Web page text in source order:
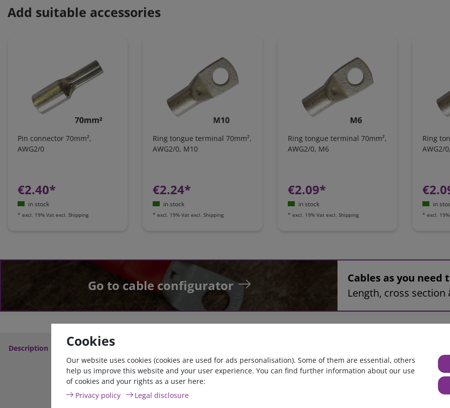
Add suitable accessories
Pin connector 70mm²,
AWG2/0
€2.40*
in stock
* excl. 19% Vat excl. Shipping
Ring tongue terminal 70mm²,
AWG2/0, M10
€2.24*
in stock
* excl. 19% Vat excl. Shipping
Ring tongue terminal 70mm²,
AWG2/0, M6
€2.09*
in stock
* excl. 19% Vat excl. Shipping
Ring
AWG2/
in
*excl.
Go to cable configurator
Cables as you need
Length, cross
Description Technical Data
Cookies
Our website uses cookies (cookies are used for ads personalisation). Some of them are essential, others
help us improve this website and your user experience. You can find further information about our use
of cookies and your rights as a user here:
Privacy policy
Legal disclosure